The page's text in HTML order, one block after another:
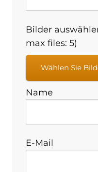
Bilder
max files: 5)
Wählen Sie
Name
E-Mail